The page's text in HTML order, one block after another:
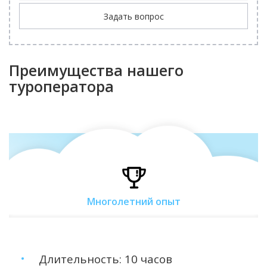
Задать вопрос
Преимущества нашего
туроператора
Многолетний опыт
Длительность: 10 часов